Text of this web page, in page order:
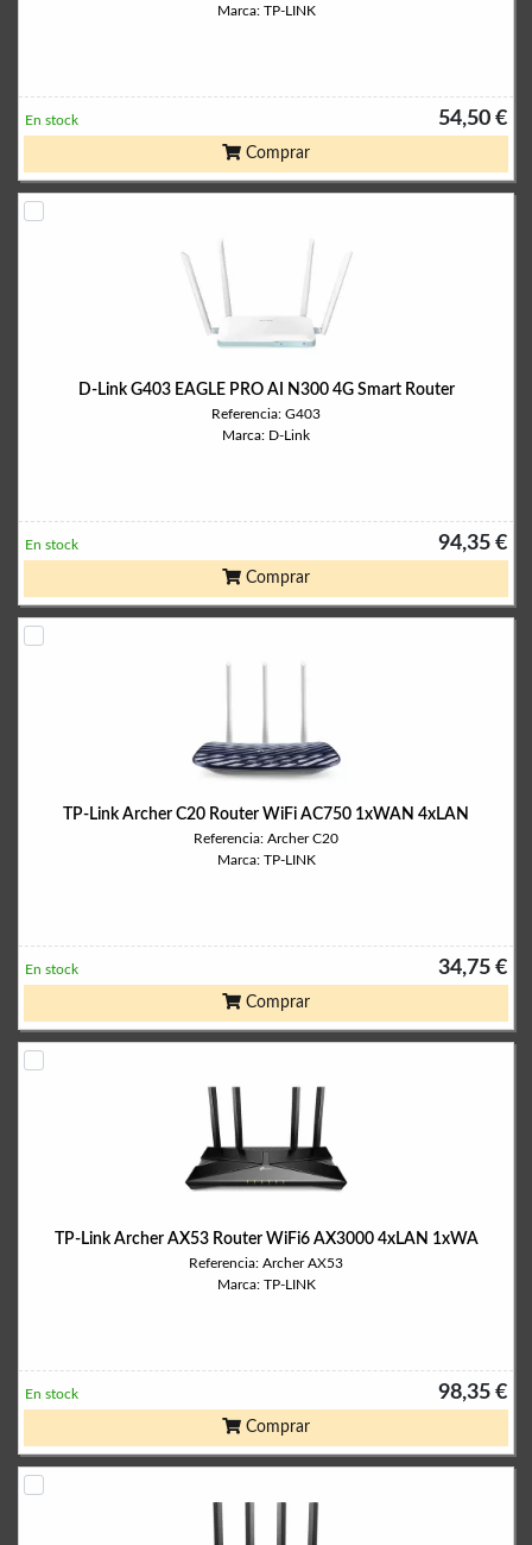
Marca: TP-LINK
54,50 €
En stock
Comprar
D-Link G403 EAGLE PRO AI N300 4G Smart Router
Referencia: G403
Marca: D-Link
94,35 €
En stock
Comprar
TP-Link Archer C20 Router WiFi AC750 1xWAN 4xLAN
Referencia: Archer C20
Marca: TP-LINK
34,75 €
En stock
Comprar
TP-Link Archer AX53 Router WiFi6 AX3000 4xLAN 1xWA
Referencia: Archer AX53
Marca: TP-LINK
98,35 €
En stock
Comprar